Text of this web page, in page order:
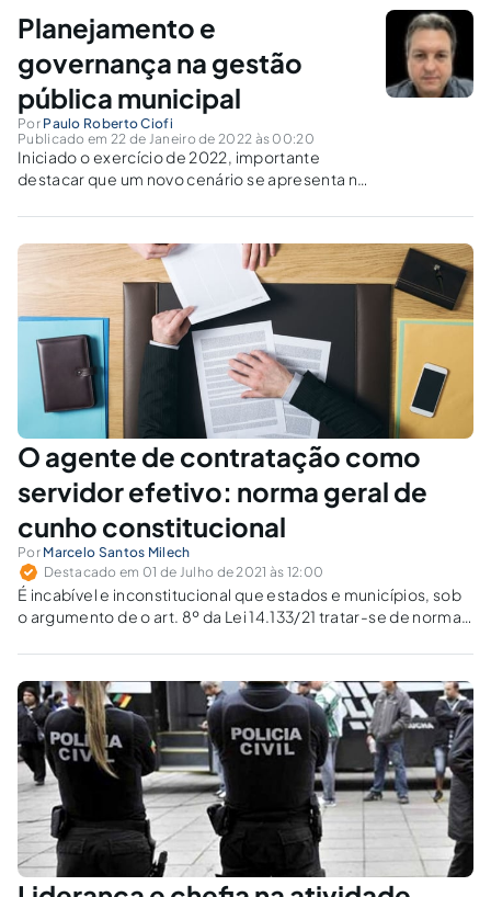
possibilita a obtenção de mais resultados com
menos esforços.
Planejamento e
governança na gestão
pública municipal
Por Paulo Roberto Ciofi
Publicado em 22 de Janeiro de 2022 às 00:20
Iniciado o exercício de 2022, importante
destacar que um novo cenário se apresenta na
municipal. De um lado, as medidas restritivas
introduzidas pela Lei Complementar n.
173/2020 para os Municípios que decretaram
calamidade pública, tiveram a...
O agente de contratação como
servidor efetivo: norma geral de
cunho constitucional
Por Marcelo Santos Milech
Destacado em 01 de Julho de 2021 às 12:00
É incabível e inconstitucional que estados e municípios, sob
o argumento de o art. 8º da Lei 14.133/21 tratar-se de norma
possibilitando cargos comissionados e/ou temporários para
agentes de contratação.